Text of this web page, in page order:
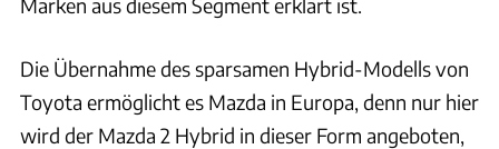
Die Übernahme des sparsamen Hybrid-Modells von
Toyota ermöglicht es Mazda in Europa, denn nur hier
wird der Mazda 2 Hybrid in dieser Form angeboten,